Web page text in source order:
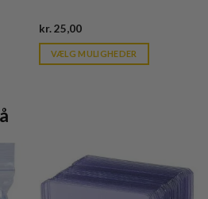
kr.25,00Current
is:
kr. 39,95.
VÆLG MULIGHEDER